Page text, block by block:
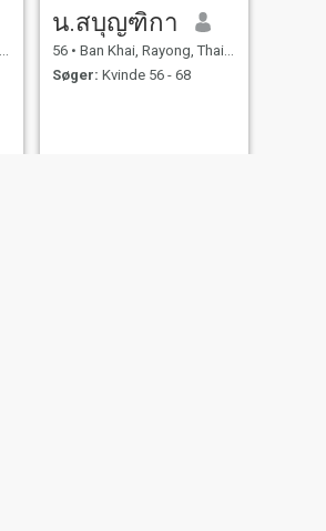
น.สบุญฑิกา
56 • Ban Khai, Rayong, Thailand
Søger: Kvinde 56 - 68